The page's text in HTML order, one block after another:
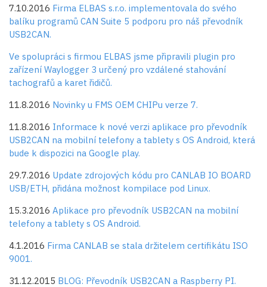
7.10.2016 Firma ELBAS s.r.o. implementovala do svého
balíku programů CAN Suite 5 podporu pro náš převodník
USB2CAN.
Ve spolupráci s firmou ELBAS jsme připravili plugin pro
zařízení Waylogger 3 určený pro vzdálené stahování
tachografů a karet řidičů.
11.8.2016 Novinky u FMS OEM CHIPu verze 7.
11.8.2016 Informace k nové verzi aplikace pro převodník
USB2CAN na mobilní telefony a tablety s OS Android, která
bude k dispozici na Google play.
29.7.2016 Update zdrojových kódu pro CANLAB IO BOARD
USB/ETH, přidána možnost kompilace pod Linux.
15.3.2016 Aplikace pro převodník USB2CAN na mobilní
telefony a tablety s OS Android.
4.1.2016 Firma CANLAB se stala držitelem certifikátu ISO
9001.
31.12.2015 BLOG: Převodník USB2CAN a Raspberry PI.